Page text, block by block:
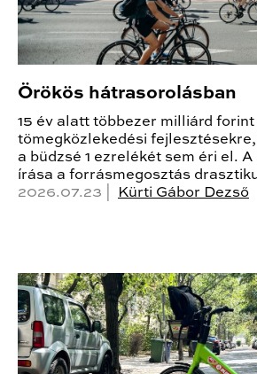
Örökös hátrasorolásban
15 év alatt többezer milliárd
tömegközlekedési
a büdzsé 1 ezrelékét sem éri el.
írása a forrásmegosztás
2026.07.23 |
Kürti Gábor Dezső